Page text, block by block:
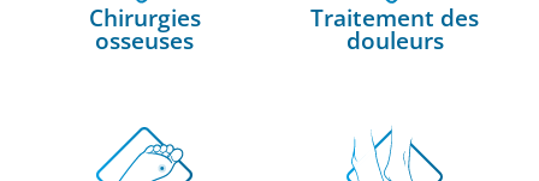
Chirurgies
osseuses
Traitement des
douleurs